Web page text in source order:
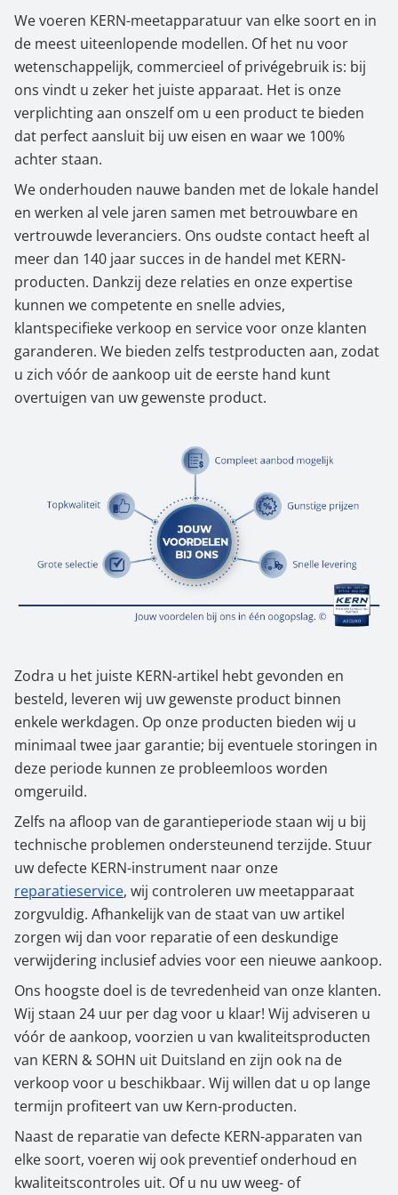
We voeren KERN-meetapparatuur van elke soort en in
de meest uiteenlopende modellen. Of het nu voor
wetenschappelijk, commercieel of privégebruik is: bij
ons vindt u zeker het juiste apparaat. Het is onze
verplichting aan onszelf om u een product te bieden
dat perfect aansluit bij uw eisen en waar we 100%
achter staan.
We onderhouden nauwe banden met de lokale handel
en werken al vele jaren samen met betrouwbare en
vertrouwde leveranciers. Ons oudste contact heeft al
meer dan 140 jaar succes in de handel met KERN-
producten. Dankzij deze relaties en onze expertise
kunnen we competente en snelle advies,
klantspecifieke verkoop en service voor onze klanten
garanderen. We bieden zelfs testproducten aan, zodat
u zich vóór de aankoop uit de eerste hand kunt
overtuigen van uw gewenste product.
Zodra u het juiste KERN-artikel hebt gevonden en
besteld, leveren wij uw gewenste product binnen
enkele werkdagen. Op onze producten bieden wij u
minimaal twee jaar garantie; bij eventuele storingen in
deze periode kunnen ze probleemloos worden
omgeruild.
Zelfs na afloop van de garantieperiode staan wij u bij
technische problemen ondersteunend terzijde. Stuur
uw defecte KERN-instrument naar onze
reparatieservice, wij controleren uw meetapparaat
zorgvuldig. Afhankelijk van de staat van uw artikel
zorgen wij dan voor reparatie of een deskundige
verwijdering inclusief advies voor een nieuwe aankoop.
Ons hoogste doel is de tevredenheid van onze klanten.
Wij staan 24 uur per dag voor u klaar! Wij adviseren u
vóór de aankoop, voorzien u van kwaliteitsproducten
van KERN & SOHN uit Duitsland en zijn ook na de
verkoop voor u beschikbaar. Wij willen dat u op lange
termijn profiteert van uw Kern-producten.
Naast de reparatie van defecte KERN-apparaten van
elke soort, voeren wij ook preventief onderhoud en
kwaliteitscontroles uit. Of u nu uw weeg- of